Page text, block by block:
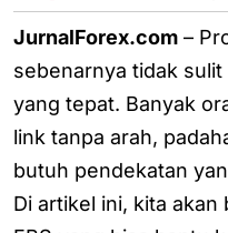
JurnalForex.com –
sebenarnya tidak
yang tepat. Banyak
link tanpa arah,
butuh pendekatan
Di artikel ini, kita